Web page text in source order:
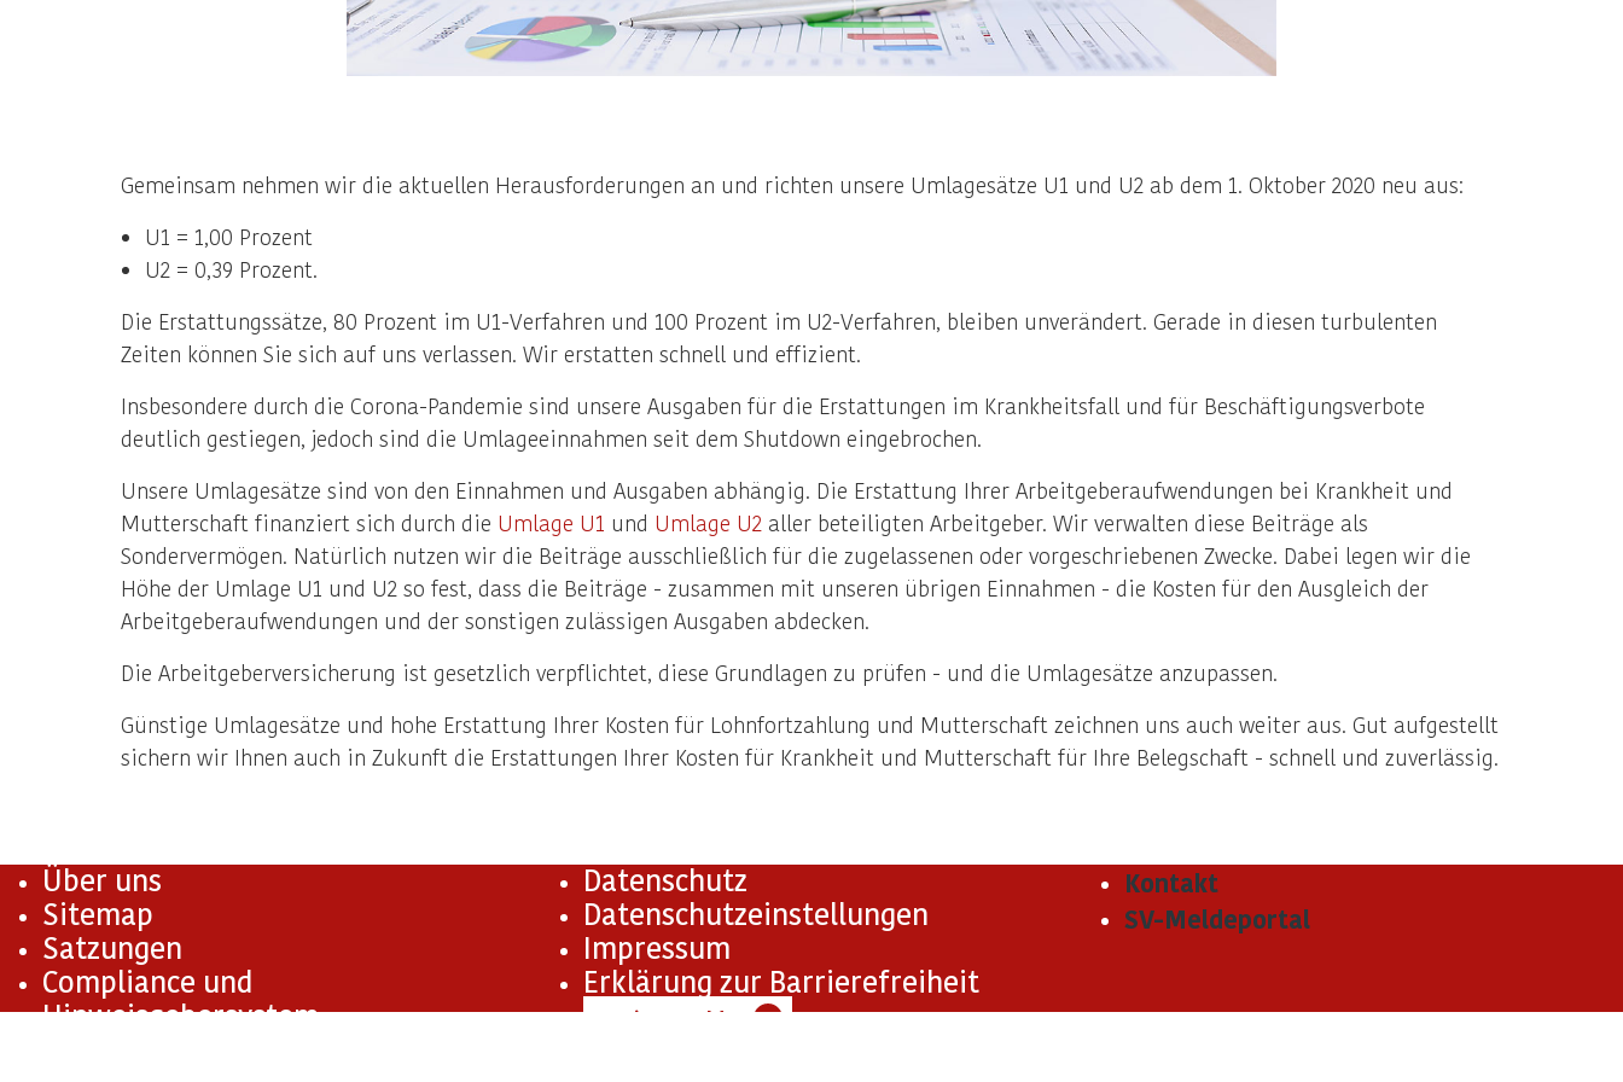
Gemeinsam nehmen wir die aktuellen Herausforderungen an und richten unsere Umlagesätze U1 und U2 ab dem 1. Oktober 2020 neu aus:
U1 = 1,00 Prozent
U2 = 0,39 Prozent.
Die Erstattungssätze, 80 Prozent im U1-Verfahren und 100 Prozent im U2-Verfahren, bleiben unverändert. Gerade in diesen turbulenten
Zeiten können Sie sich auf uns verlassen. Wir erstatten schnell und effizient.
Insbesondere durch die Corona-Pandemie sind unsere Ausgaben für die Erstattungen im Krankheitsfall und für Beschäftigungsverbote
deutlich gestiegen, jedoch sind die Umlageeinnahmen seit dem Shutdown eingebrochen.
Unsere Umlagesätze sind von den Einnahmen und Ausgaben abhängig. Die Erstattung Ihrer Arbeitgeberaufwendungen bei Krankheit und
Mutterschaft finanziert sich durch die Umlage U1 und Umlage U2 aller beteiligten Arbeitgeber. Wir verwalten diese Beiträge als
Sondervermögen. Natürlich nutzen wir die Beiträge ausschließlich für die zugelassenen oder vorgeschriebenen Zwecke. Dabei legen wir die
Höhe der Umlage U1 und U2 so fest, dass die Beiträge - zusammen mit unseren übrigen Einnahmen - die Kosten für den Ausgleich der
Arbeitgeberaufwendungen und der sonstigen zulässigen Ausgaben abdecken.
Die Arbeitgeberversicherung ist gesetzlich verpflichtet, diese Grundlagen zu prüfen - und die Umlagesätze anzupassen.
Günstige Umlagesätze und hohe Erstattung Ihrer Kosten für Lohnfortzahlung und Mutterschaft zeichnen uns auch weiter aus. Gut aufgestellt
sichern wir Ihnen auch in Zukunft die Erstattungen Ihrer Kosten für Krankheit und Mutterschaft für Ihre Belegschaft - schnell und zuverlässig.
Über uns
Sitemap
Satzungen
Compliance und
Hinweisgebersystem
Datenschutz
Datenschutzeinstellungen
Impressum
Erklärung zur Barrierefreiheit
Barriere melden ✉
Kontakt
SV-Meldeportal